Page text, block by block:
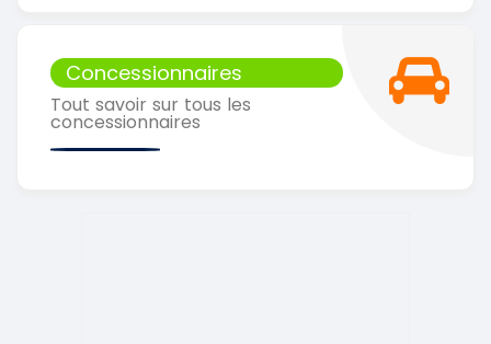
Concessionnaires
Tout savoir sur tous les
concessionnaires